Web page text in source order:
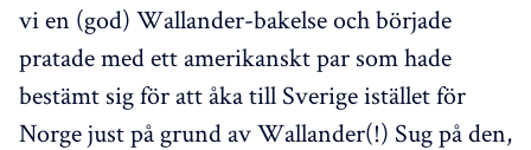
vi en (god) Wallander-bakelse och började
pratade med ett amerikanskt par som hade
bestämt sig för att åka till Sverige istället för
Norge just på grund av Wallander(!) Sug på den,